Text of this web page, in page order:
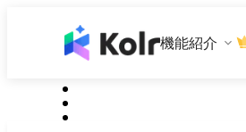
機能紹介